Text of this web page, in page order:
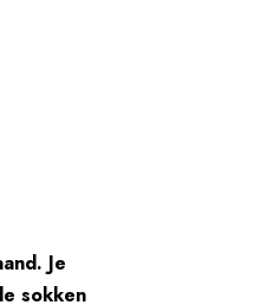
Je
sokken